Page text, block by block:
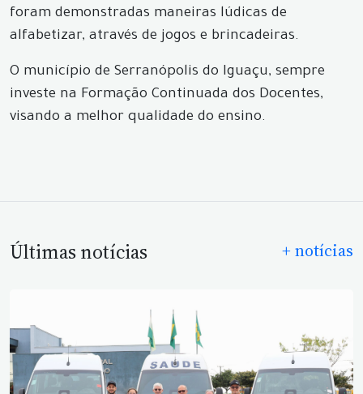
foram demonstradas maneiras lúdicas de
alfabetizar, através de jogos e brincadeiras.
O município de Serranópolis do Iguaçu, sempre
investe na Formação Continuada dos Docentes,
visando a melhor qualidade do ensino.
Últimas notícias + notícias